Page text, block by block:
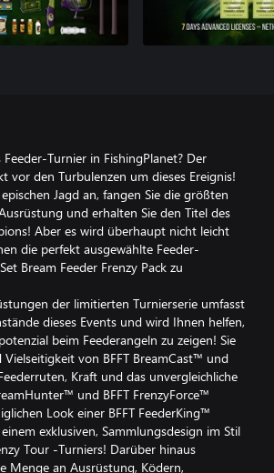
Turnier in FishingPlanet? Der
vor den Turbulenzen um dieses Ereignis!
Jagd an, fangen Sie die größten
und erhalten Sie den Titel des
Aber es wird überhaupt nicht leicht
die perfekt ausgewählte Feeder-
Bream Feeder Frenzy Pack zu
der limitierten Turnierserie umfasst
dieses Events und wird Ihnen helfen,
beim Feederangeln zu zeigen! Sie
von BFFT BreamCast™ und
Kraft und das unvergleichliche
und BFFT FrenzyForce™
Look einer BFFT FeederKing™
exklusiven, Sammlungsdesign im Stil
Tour -Turniers! Darüber hinaus
Menge an Ausrüstung, Ködern,